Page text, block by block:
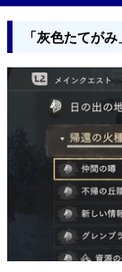
「灰色たてが